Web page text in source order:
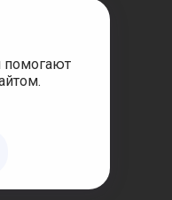
помогают